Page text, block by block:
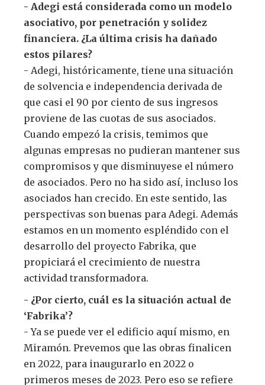
- Adegi está considerada como un modelo
asociativo, por penetración y solidez
financiera. ¿La última crisis ha dañado
estos pilares?
- Adegi, históricamente, tiene una situación
de solvencia e independencia derivada de
que casi el 90 por ciento de sus ingresos
proviene de las cuotas de sus asociados.
Cuando empezó la crisis, temimos que
algunas empresas no pudieran mantener sus
compromisos y que disminuyese el número
de asociados. Pero no ha sido así, incluso los
asociados han crecido. En este sentido, las
perspectivas son buenas para Adegi. Además
estamos en un momento espléndido con el
desarrollo del proyecto Fabrika, que
propiciará el crecimiento de nuestra
actividad transformadora.
- ¿Por cierto, cuál es la situación actual de
‘Fabrika’?
- Ya se puede ver el edificio aquí mismo, en
Miramón. Prevemos que las obras finalicen
en 2022, para inaugurarlo en 2022 o
primeros meses de 2023. Pero eso se refiere